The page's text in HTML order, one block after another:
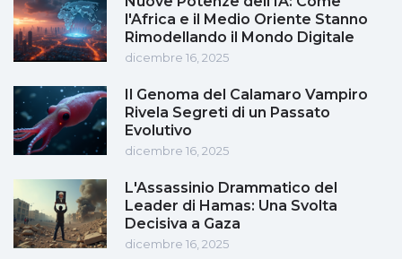
l'Africa e il Medio Oriente Stanno
Rimodellando il Mondo Digitale
dicembre 16, 2025
Il Genoma del Calamaro Vampiro
Rivela Segreti di un Passato
Evolutivo
dicembre 16, 2025
L'Assassinio Drammatico del
Leader di Hamas: Una Svolta
Decisiva a Gaza
dicembre 16, 2025